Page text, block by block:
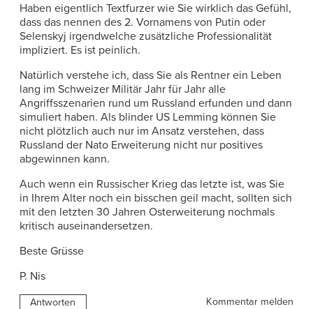
Haben eigentlich Textfurzer wie Sie wirklich das Gefühl,
dass das nennen des 2. Vornamens von Putin oder
Selenskyj irgendwelche zusätzliche Professionalität
impliziert. Es ist peinlich.
Natürlich verstehe ich, dass Sie als Rentner ein Leben
lang im Schweizer Militär Jahr für Jahr alle
Angriffsszenarien rund um Russland erfunden und dann
simuliert haben. Als blinder US Lemming können Sie
nicht plötzlich auch nur im Ansatz verstehen, dass
Russland der Nato Erweiterung nicht nur positives
abgewinnen kann.
Auch wenn ein Russischer Krieg das letzte ist, was Sie
in Ihrem Alter noch ein bisschen geil macht, sollten sich
mit den letzten 30 Jahren Osterweiterung nochmals
kritisch auseinandersetzen.
Beste Grüsse
P. Nis
Antworten
Kommentar melden